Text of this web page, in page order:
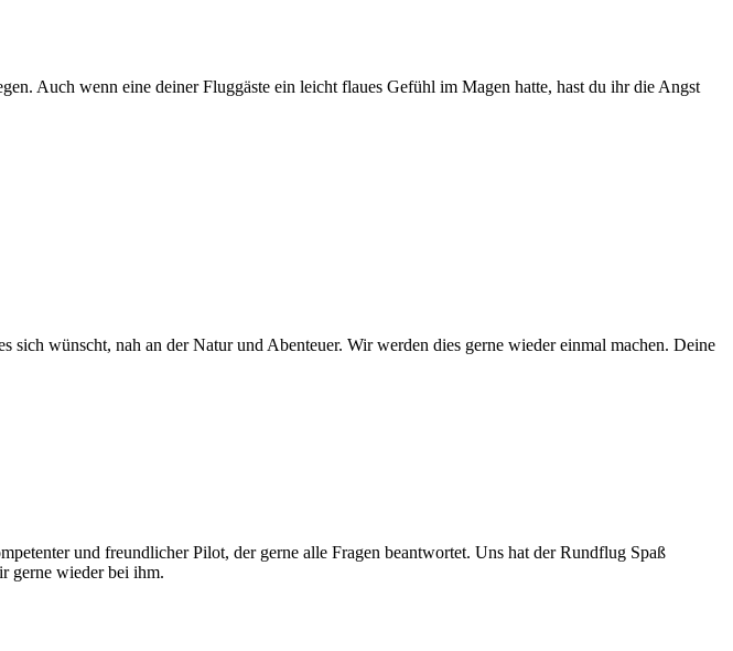
Auch wenn eine deiner Fluggäste ein leicht flaues Gefühl im Magen hatte, hast du ihr die Angst
wünscht, nah an der Natur und Abenteuer. Wir werden dies gerne wieder einmal machen. Deine
und freundlicher Pilot, der gerne alle Fragen beantwortet. Uns hat der Rundflug Spaß
gerne wieder bei ihm.